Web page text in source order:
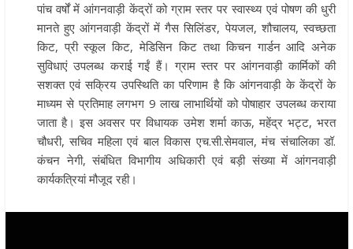
पांच वर्षों में आंगनवाड़ी केंद्रों को ग्राम स्तर पर स्वास्थ्य एवं पोषण की धुरी
मानते हुए आंगनवाड़ी केंद्रों में गैस सिलिंडर, पेयजल, शौचालय, स्वच्छता
किट, प्री स्कूल किट, मेडिसिन किट तथा किचन गार्डन आदि अनेक
सुविधाएं उपलब्ध कराई गईं हैं। ग्राम स्तर पर आंगनवाड़ी कार्मिकों की
सशक्त एवं सक्रिय उपस्थिति का परिणाम है कि आंगनवाड़ी के केंद्रों के
माध्यम से प्रतिमाह लगभग 9 लाख लाभार्थियों को पोषाहार उपलब्ध कराया
जाता है। इस अवसर पर विधायक उमेश शर्मा काऊ, महेंद्र भट्ट, भरत
चौधरी, सचिव महिला एवं बाल विकास एच.सी.सेमवाल, मंच संचालिका डॉ.
कंचन नेगी, संबंधित विभागीय अधिकारी एवं बड़ी संख्या में आंगनवाड़ी
कार्यकत्रियां मौजूद रही।